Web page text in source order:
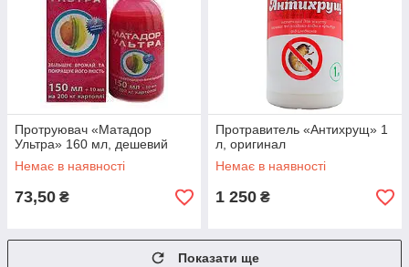
Протруювач «Матадор
Ультра» 160 мл, дешевий
Немає в наявності
73,50 ₴
Протравитель «Антихрущ» 1
л, оригинал
Немає в наявності
1 250 ₴
Показати ще